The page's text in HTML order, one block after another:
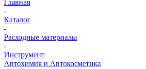
Главная
-
Каталог
-
Расходные материалы
-
Инструмент
Автохимия и Автокосметика